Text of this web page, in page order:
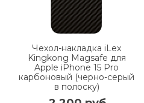
Чехол-накладка iLex
Kingkong Magsafe для
Apple iPhone 15 Pro
карбоновый (черно-серый
в полоску)